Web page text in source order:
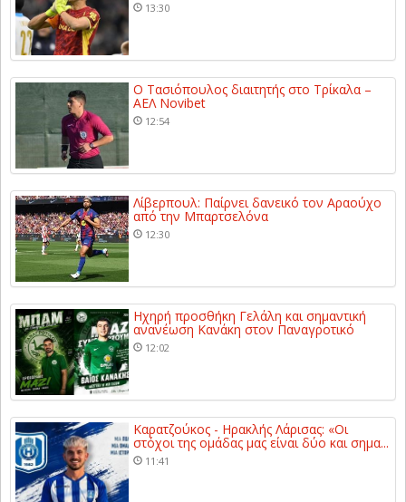
13:30
Ο Τασιόπουλος διαιτητής στο Τρίκαλα –
ΑΕΛ Novibet
12:54
Λίβερπουλ: Παίρνει δανεικό τον Αραούχο
από την Μπαρτσελόνα
12:30
Ηχηρή προσθήκη Γελάλη και σημαντική
ανανέωση Κανάκη στον Παναγροτικό
12:02
Καρατζούκος - Ηρακλής Λάρισας: «Οι
στόχοι της ομάδας μας είναι δύο και σημα...
11:41